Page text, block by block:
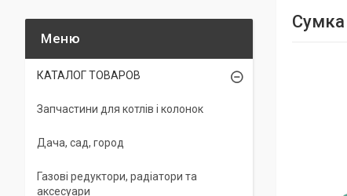
Сумка
КАТАЛОГ ТОВАРОВ
Запчастини для котлів і колонок
Дача, сад, город
Газові редуктори, радіатори та
аксесуари